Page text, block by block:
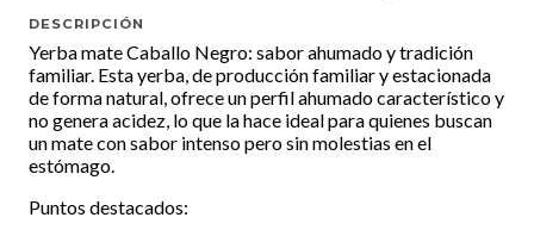
DESCRIPCIÓN
Yerba mate Caballo Negro: sabor ahumado y tradición
familiar. Esta yerba, de producción familiar y estacionada
de forma natural, ofrece un perfil ahumado característico y
no genera acidez, lo que la hace ideal para quienes buscan
un mate con sabor intenso pero sin molestias en el
estómago.
Puntos destacados: